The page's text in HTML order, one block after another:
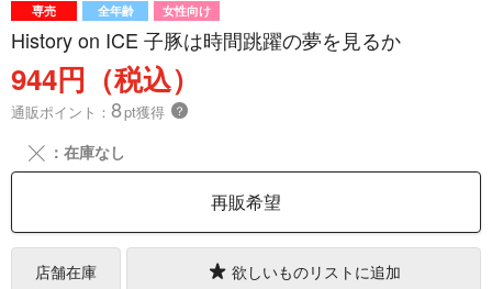
専売 全年齢 女性向け
History on ICE 子豚は時間跳躍の夢を見るか
944円（税込）
通販ポイント： 8pt獲得 ？
╳ ：在庫なし
再販希望
店舗在庫 欲しいものリストに追加